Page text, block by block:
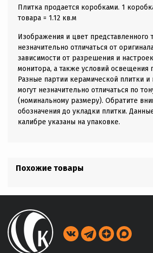
Плитка продается коробками. 1
товара = 1.12 кв.м
Изображения и цвет представленного
незначительно отличаться от
зависимости от разрешения и
монитора, а также условий освещения
Разные партии керамической плитки и
могут незначительно отличаться по
(номинальному размеру). Обратите
обозначения до укладки плитки.
калибре указаны на упаковке.
Похожие товары